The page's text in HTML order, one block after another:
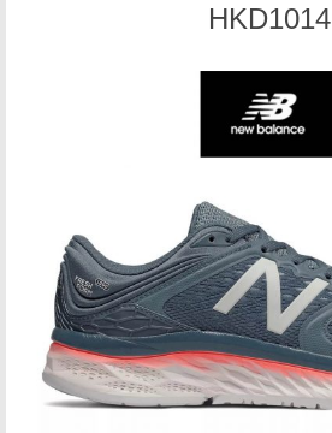
HKD1014